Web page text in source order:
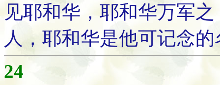
见耶和华，耶和华万军
人，耶和华是他可记念的
24